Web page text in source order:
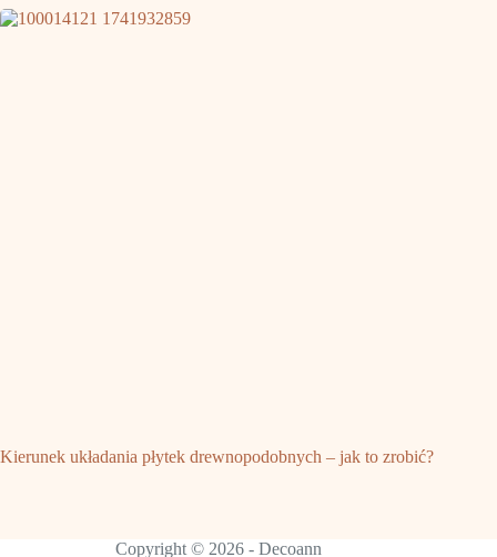
Kierunek układania płytek drewnopodobnych – jak to zrobić?
Copyright © 2026 - Decoann